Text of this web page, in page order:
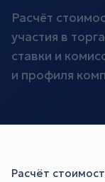
Расчёт
участия в
ставки и
и профиля
Расчёт